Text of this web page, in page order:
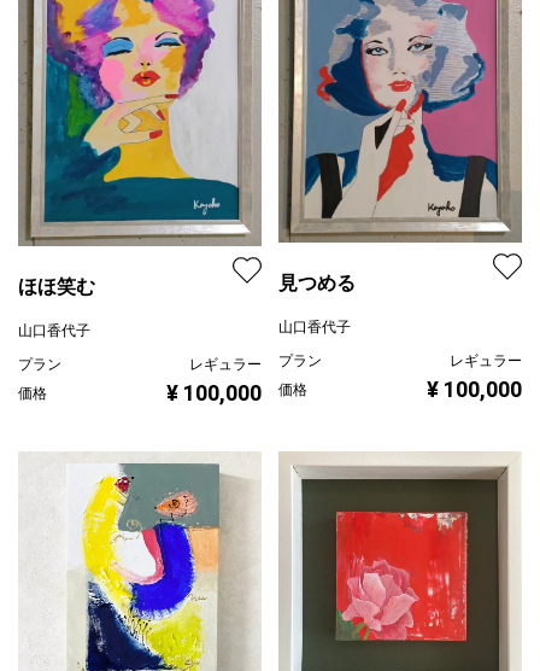
ほほ笑む
山口香代子
プラン
レギュラー
価格
¥ 100,000
見つめる
山口香代子
プラン
レギュラー
価格
¥ 100,000